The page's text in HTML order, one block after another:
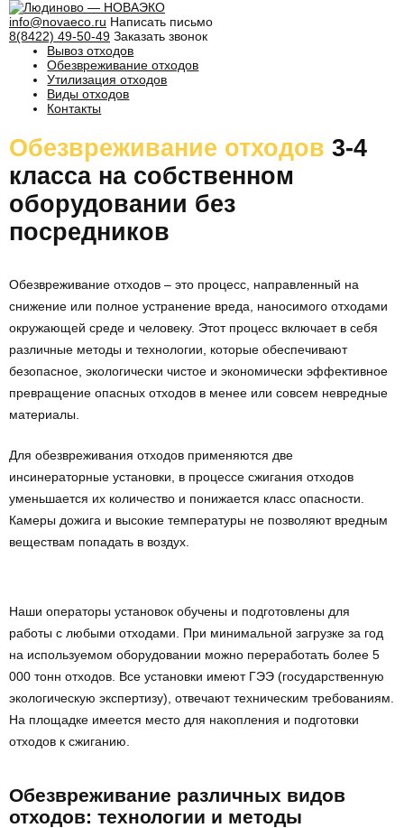
info@novaeco.ru Написать письмо
8(8422) 49-50-49 Заказать звонок
Вывоз отходов
Обезвреживание отходов
Утилизация отходов
Виды отходов
Контакты
Обезвреживание отходов 3-4
класса на собственном
оборудовании без
посредников
Обезвреживание отходов – это процесс, направленный на
снижение или полное устранение вреда, наносимого отходами
окружающей среде и человеку. Этот процесс включает в себя
различные методы и технологии, которые обеспечивают
безопасное, экологически чистое и экономически эффективное
превращение опасных отходов в менее или совсем невредные
материалы.
Для обезвреживания отходов применяются две
инсинераторные установки, в процессе сжигания отходов
уменьшается их количество и понижается класс опасности.
Камеры дожига и высокие температуры не позволяют вредным
веществам попадать в воздух.
Наши операторы установок обучены и подготовлены для
работы с любыми отходами. При минимальной загрузке за год
на используемом оборудовании можно переработать более 5
000 тонн отходов. Все установки имеют ГЭЭ (государственную
экологическую экспертизу), отвечают техническим требованиям.
На площадке имеется место для накопления и подготовки
отходов к сжиганию.
Обезвреживание различных видов
отходов: технологии и методы